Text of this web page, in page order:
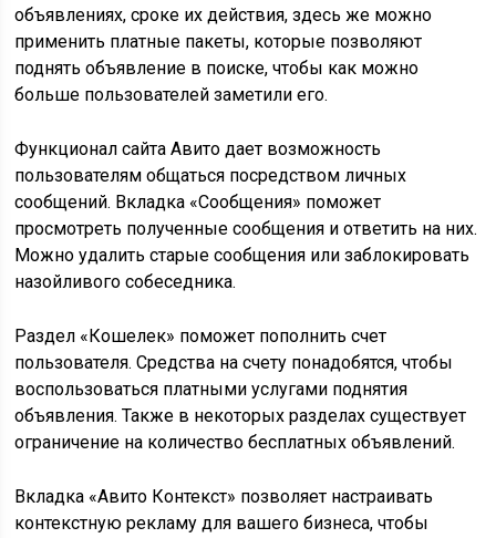
объявлениях, сроке их действия, здесь же можно
применить платные пакеты, которые позволяют
поднять объявление в поиске, чтобы как можно
больше пользователей заметили его.
Функционал сайта Авито дает возможность
пользователям общаться посредством личных
сообщений. Вкладка «Сообщения» поможет
просмотреть полученные сообщения и ответить на них.
Можно удалить старые сообщения или заблокировать
назойливого собеседника.
Раздел «Кошелек» поможет пополнить счет
пользователя. Средства на счету понадобятся, чтобы
воспользоваться платными услугами поднятия
объявления. Также в некоторых разделах существует
ограничение на количество бесплатных объявлений.
Вкладка «Авито Контекст» позволяет настраивать
контекстную рекламу для вашего бизнеса, чтобы